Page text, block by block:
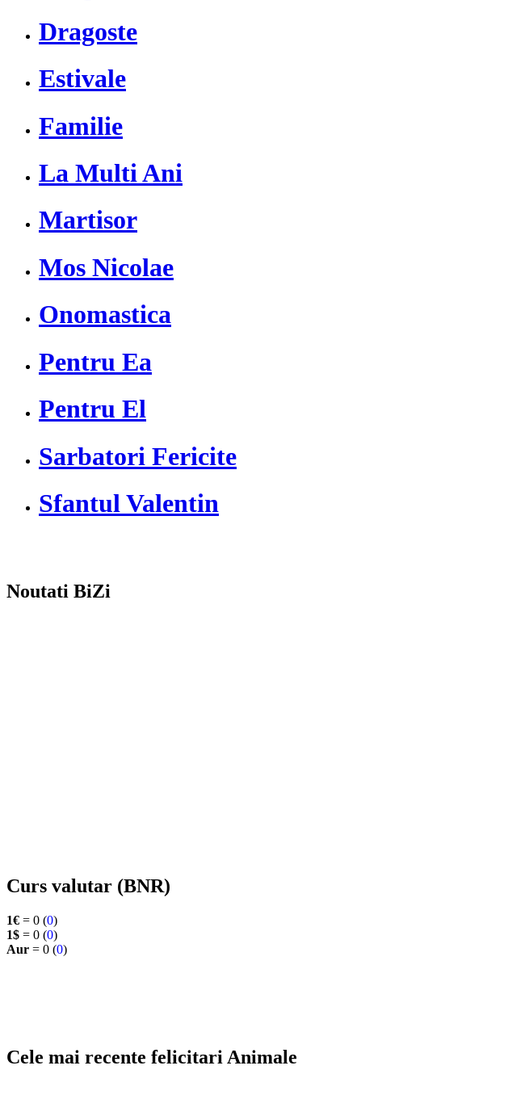
Dragoste
Estivale
Familie
La Multi Ani
Martisor
Mos Nicolae
Onomastica
Pentru Ea
Pentru El
Sarbatori Fericite
Sfantul Valentin
Noutati BiZi
Curs valutar (BNR)
1€ = 0 (0)
1$ = 0 (0)
Aur = 0 (0)
Cele mai recente felicitari Animale